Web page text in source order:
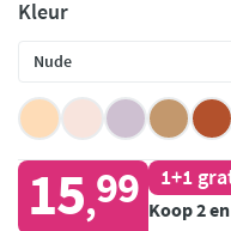
Kleur
15,99 1+1
Koop 2